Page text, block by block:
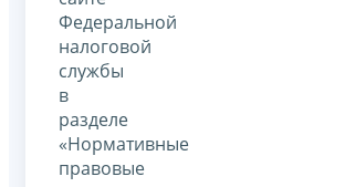
Федеральной
налоговой
службы
в
разделе
«Нормативные
правовые